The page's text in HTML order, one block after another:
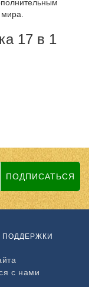
17 в 1
ПОДПИСАТЬСЯ
с нами